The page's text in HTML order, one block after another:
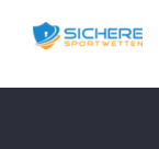
Inhalt
springen